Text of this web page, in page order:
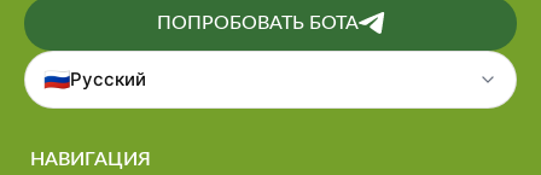
ПОПРОБОВАТЬ БОТА
🇷🇺Русский
НАВИГАЦИЯ